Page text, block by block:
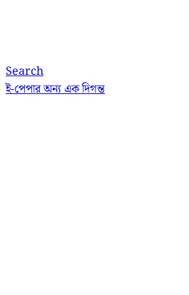
Search
ই-পেপারঅন্য এক দিগন্ত